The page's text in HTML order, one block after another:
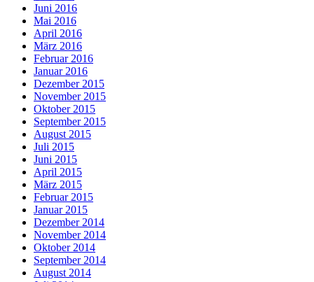
Juni 2016
Mai 2016
April 2016
März 2016
Februar 2016
Januar 2016
Dezember 2015
November 2015
Oktober 2015
September 2015
August 2015
Juli 2015
Juni 2015
April 2015
März 2015
Februar 2015
Januar 2015
Dezember 2014
November 2014
Oktober 2014
September 2014
August 2014